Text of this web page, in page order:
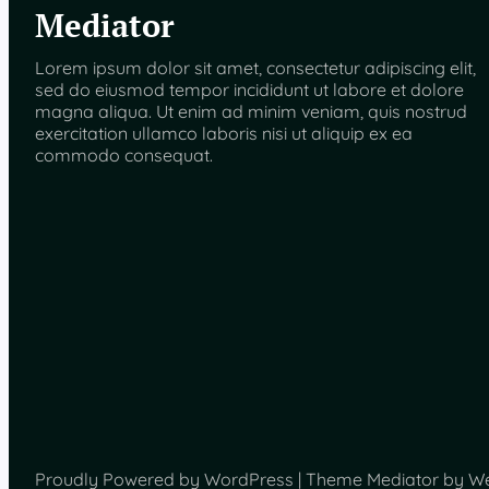
Mediator
Lorem ipsum dolor sit amet, consectetur adipiscing elit,
sed do eiusmod tempor incididunt ut labore et dolore
magna aliqua. Ut enim ad minim veniam, quis nostrud
exercitation ullamco laboris nisi ut aliquip ex ea
commodo consequat.
Proudly Powered by WordPress | Theme Mediator by